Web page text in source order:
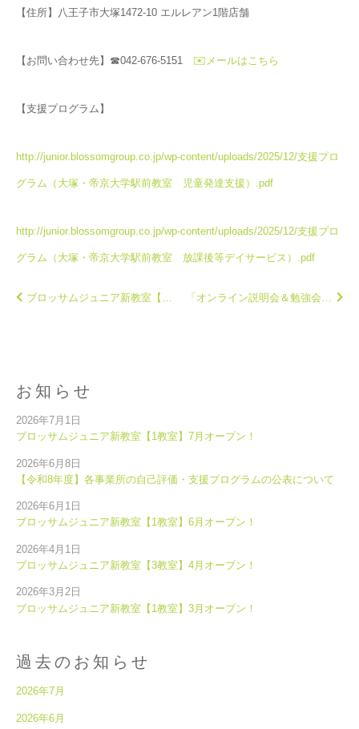
【住所】八王子市大塚1472-10 エルレアン1階店舗
【お問い合わせ先】☎042-676-5151 ✉️メールはこちら
【支援プログラム】
http://junior.blossomgroup.co.jp/wp-content/uploads/2025/12/支援プロ
グラム（大塚・帝京大学駅前教室 児童発達支援）.pdf
http://junior.blossomgroup.co.jp/wp-content/uploads/2025/12/支援プロ
グラム（大塚・帝京大学駅前教室 放課後等デイサービス）.pdf
お知らせ
ブロッサムジュニア新教室【1教室】7月オープン！
2026年7月1日
【令和8年度】各事業所の自己評価・支援プログラムの公表について
2026年6月8日
ブロッサムジュニア新教室【1教室】6月オープン！
2026年6月1日
ブロッサムジュニア新教室【3教室】4月オープン！
2026年4月1日
ブロッサムジュニア新教室【1教室】3月オープン！
2026年3月2日
過去のお知らせ
2026年7月
2026年6月